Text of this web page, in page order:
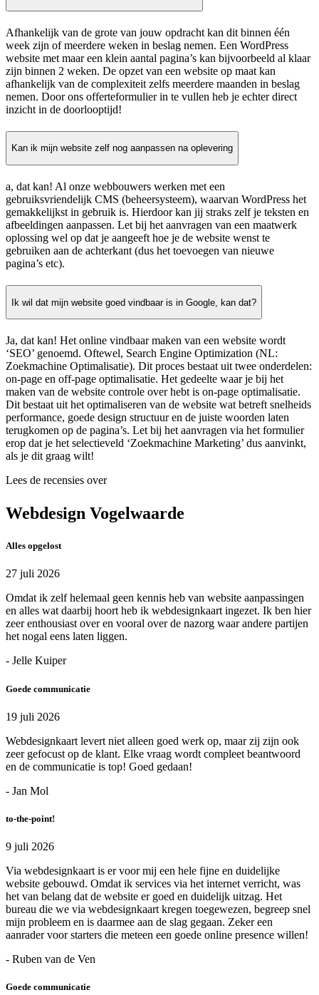
Afhankelijk van de grote van jouw opdracht kan dit binnen één
week zijn of meerdere weken in beslag nemen. Een WordPress
website met maar een klein aantal pagina’s kan bijvoorbeeld al klaar
zijn binnen 2 weken. De opzet van een website op maat kan
afhankelijk van de complexiteit zelfs meerdere maanden in beslag
nemen. Door ons offerteformulier in te vullen heb je echter direct
inzicht in de doorlooptijd!
Kan ik mijn website zelf nog aanpassen na oplevering
a, dat kan! Al onze webbouwers werken met een
gebruiksvriendelijk CMS (beheersysteem), waarvan WordPress het
gemakkelijkst in gebruik is. Hierdoor kan jij straks zelf je teksten en
afbeeldingen aanpassen. Let bij het aanvragen van een maatwerk
oplossing wel op dat je aangeeft hoe je de website wenst te
gebruiken aan de achterkant (dus het toevoegen van nieuwe
pagina’s etc).
Ik wil dat mijn website goed vindbaar is in Google, kan dat?
Ja, dat kan! Het online vindbaar maken van een website wordt
‘SEO’ genoemd. Oftewel, Search Engine Optimization (NL:
Zoekmachine Optimalisatie). Dit proces bestaat uit twee onderdelen:
on-page en off-page optimalisatie. Het gedeelte waar je bij het
maken van de website controle over hebt is on-page optimalisatie.
Dit bestaat uit het optimaliseren van de website wat betreft snelheids
performance, goede design structuur en de juiste woorden laten
terugkomen op de pagina’s. Let bij het aanvragen via het formulier
erop dat je het selectieveld ‘Zoekmachine Marketing’ dus aanvinkt,
als je dit graag wilt!
Lees de recensies over
Webdesign Vogelwaarde
Alles opgelost
27 juli 2026
Omdat ik zelf helemaal geen kennis heb van website aanpassingen
en alles wat daarbij hoort heb ik webdesignkaart ingezet. Ik ben hier
zeer enthousiast over en vooral over de nazorg waar andere partijen
het nogal eens laten liggen.
- Jelle Kuiper
Goede communicatie
19 juli 2026
Webdesignkaart levert niet alleen goed werk op, maar zij zijn ook
zeer gefocust op de klant. Elke vraag wordt compleet beantwoord
en de communicatie is top! Goed gedaan!
- Jan Mol
to-the-point!
9 juli 2026
Via webdesignkaart is er voor mij een hele fijne en duidelijke
website gebouwd. Omdat ik services via het internet verricht, was
het van belang dat de website er goed en duidelijk uitzag. Het
bureau die we via webdesignkaart kregen toegewezen, begreep snel
mijn probleem en is daarmee aan de slag gegaan. Zeker een
aanrader voor starters die meteen een goede online presence willen!
- Ruben van de Ven
Goede communicatie